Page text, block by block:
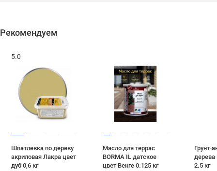
Рекомендуем
5.0
Шпатлевка по дереву
акриловая Лакра цвет
дуб 0,6 кг
Масло для террас
BORMA IL датское
цвет Венге 0.125 кг
Грунт-
дерева
2.5 кг